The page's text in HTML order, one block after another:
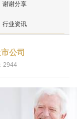
谢谢分享
行业资讯
公司
2944